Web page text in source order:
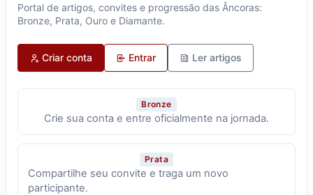
Portal de artigos, convites e progressão das Âncoras:
Bronze, Prata, Ouro e Diamante.
Criar conta Entrar Ler artigos
Bronze
Crie sua conta e entre oficialmente na jornada.
Prata
Compartilhe seu convite e traga um novo
participante.